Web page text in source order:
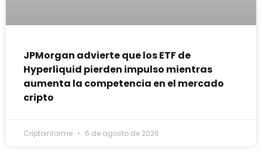
JPMorgan advierte que los ETF de
Hyperliquid pierden impulso mientras
aumenta la competencia en el mercado
cripto
Criptoinforme 6 de agosto de 2026